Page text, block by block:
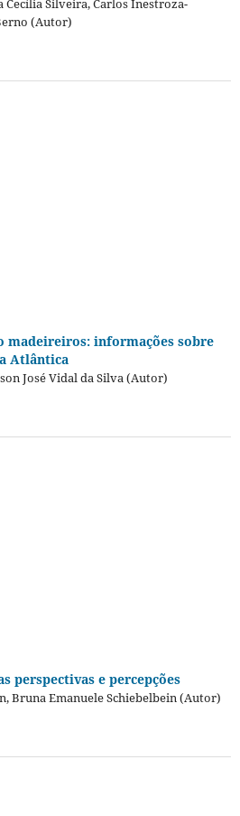
Silveira, Carlos Inestroza-
(Autor)
madeireiros: informações sobre
Atlântica
José Vidal da Silva (Autor)
perspectivas e percepções
Bruna Emanuele Schiebelbein (Autor)